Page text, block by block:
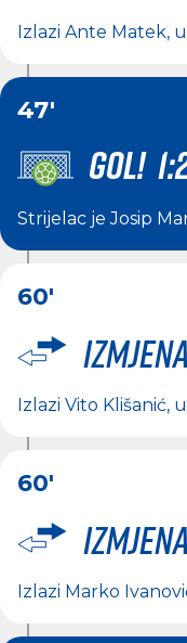
Izlazi Ante Matek,
47'
GOL!
Strijelac jeJosip
60'
Izmjena
Izlazi Vito Klišanić,
60'
Izmjena
Izlazi Marko